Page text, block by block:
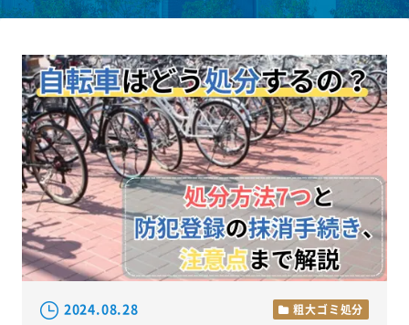
2024.08.28 粗大ゴミ処分